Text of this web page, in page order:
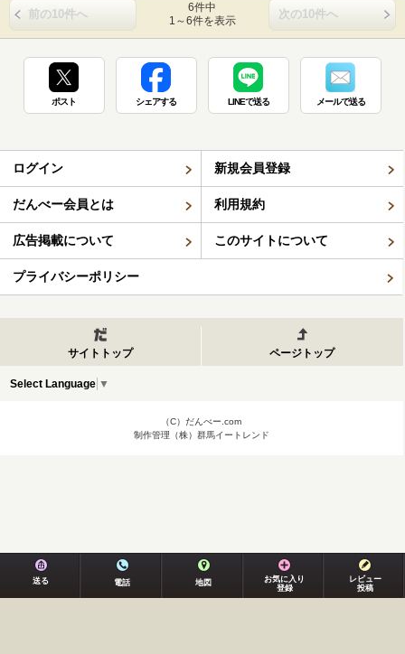
前の10件へ
6件中
1～6件を表示
次の10件へ
ポスト シェアする LINEで送る メールで送る
ログイン 新規会員登録
だんべー会員とは 利用規約
広告掲載について このサイトについて
プライバシーポリシー
サイトトップ ページトップ
Select Language ▼
（C）だんべー.com
制作管理（株）群馬イートレンド
送る 電話 地図
お気に入り
登録
レビュー
投稿